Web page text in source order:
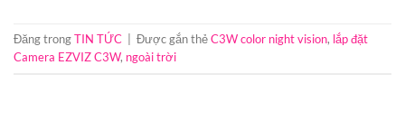
Đăng trongTIN TỨC Được gắn thẻC3W color night vision, lắp đặt
Camera EZVIZ C3W, ngoài trời